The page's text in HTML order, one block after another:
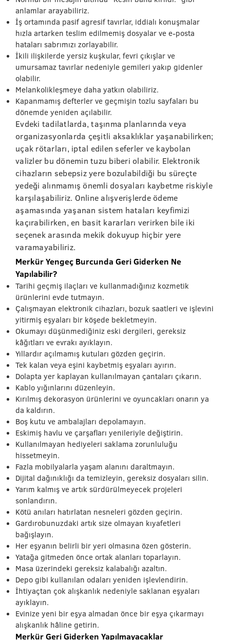
anlamlar arayabiliriz.
İş ortamında pasif agresif tavırlar, iddialı konuşmalar
hızla artarken teslim edilmemiş dosyalar ve e-posta
hataları sabrımızı zorlayabilir.
İkili ilişkilerde yersiz kuşkular, fevri çıkışlar ve
umursamaz tavırlar nedeniyle gemileri yakıp gidenler
olabilir.
Melankolikleşmeye daha yatkın olabiliriz.
Kapanmamış defterler ve geçmişin tozlu sayfaları bu
dönemde yeniden açılabilir.
Evdeki tadilatlarda, taşınma planlarında veya
organizasyonlarda çeşitli aksaklıklar yaşanabilirken;
uçak rötarları, iptal edilen seferler ve kaybolan
valizler bu dönemin tuzu biberi olabilir. Elektronik
cihazların sebepsiz yere bozulabildiği bu süreçte
yedeği alınmamış önemli dosyaları kaybetme riskiyle
karşılaşabiliriz. Online alışverişlerde ödeme
aşamasında yaşanan sistem hataları keyfimizi
kaçırabilirken, en basit kararları verirken bile iki
seçenek arasında mekik dokuyup hiçbir yere
varamayabiliriz.
Merkür Yengeç Burcunda Geri Giderken Ne
Yapılabilir?
Tarihi geçmiş ilaçları ve kullanmadığınız kozmetik
ürünlerini evde tutmayın.
Çalışmayan elektronik cihazları, bozuk saatleri ve işlevini
yitirmiş eşyaları bir köşede bekletmeyin.
Okumayı düşünmediğiniz eski dergileri, gereksiz
kâğıtları ve evrakı ayıklayın.
Yıllardır açılmamış kutuları gözden geçirin.
Tek kalan veya eşini kaybetmiş eşyaları ayırın.
Dolapta yer kaplayan kullanılmayan çantaları çıkarın.
Kablo yığınlarını düzenleyin.
Kırılmış dekorasyon ürünlerini ve oyuncakları onarın ya
da kaldırın.
Boş kutu ve ambalajları depolamayın.
Eskimiş havlu ve çarşafları yenileriyle değiştirin.
Kullanılmayan hediyeleri saklama zorunluluğu
hissetmeyin.
Fazla mobilyalarla yaşam alanını daraltmayın.
Dijital dağınıklığı da temizleyin, gereksiz dosyaları silin.
Yarım kalmış ve artık sürdürülmeyecek projeleri
sonlandırın.
Kötü anıları hatırlatan nesneleri gözden geçirin.
Gardırobunuzdaki artık size olmayan kıyafetleri
bağışlayın.
Her eşyanın belirli bir yeri olmasına özen gösterin.
Yatağa gitmeden önce ortak alanları toparlayın.
Masa üzerindeki gereksiz kalabalığı azaltın.
Depo gibi kullanılan odaları yeniden işlevlendirin.
İhtiyaçtan çok alışkanlık nedeniyle saklanan eşyaları
ayıklayın.
Evinize yeni bir eşya almadan önce bir eşya çıkarmayı
alışkanlık hâline getirin.
Merkür Geri Giderken Yapılmayacaklar